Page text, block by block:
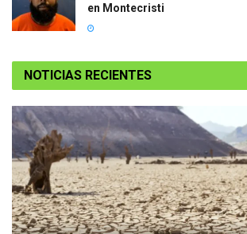
en Montecristi
NOTICIAS RECIENTES